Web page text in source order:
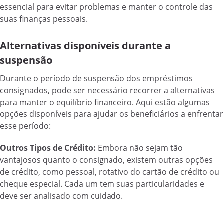
essencial para evitar problemas e manter o controle das
suas finanças pessoais.
Alternativas disponíveis durante a
suspensão
Durante o período de suspensão dos empréstimos
consignados, pode ser necessário recorrer a alternativas
para manter o equilíbrio financeiro. Aqui estão algumas
opções disponíveis para ajudar os beneficiários a enfrentar
esse período:
Outros Tipos de Crédito: Embora não sejam tão
vantajosos quanto o consignado, existem outras opções
de crédito, como pessoal, rotativo do cartão de crédito ou
cheque especial. Cada um tem suas particularidades e
deve ser analisado com cuidado.